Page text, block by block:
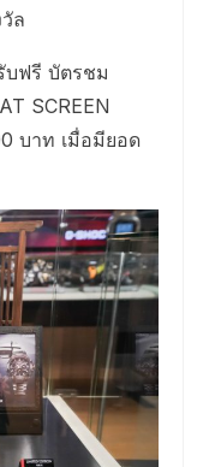
ล
ฟรี บัตรชม
SCREEN
บาท เมื่อมียอด